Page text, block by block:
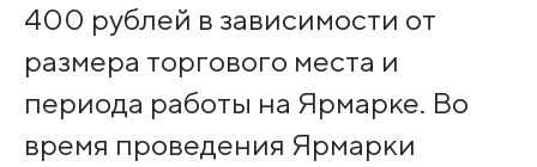
400 рублей в зависимости от
размера торгового места и
периода работы на Ярмарке. Во
время проведения Ярмарки